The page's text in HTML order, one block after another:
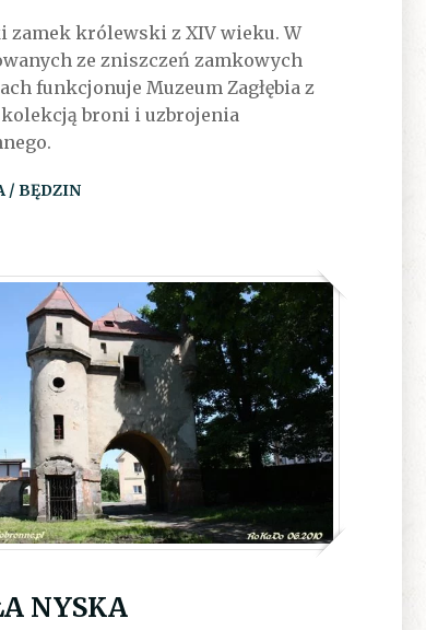
zamek królewski z XIV wieku. W
ze zniszczeń zamkowych
funkcjonuje Muzeum Zagłębia z
kolekcją broni i uzbrojenia
/ BĘDZIN
NYSKA